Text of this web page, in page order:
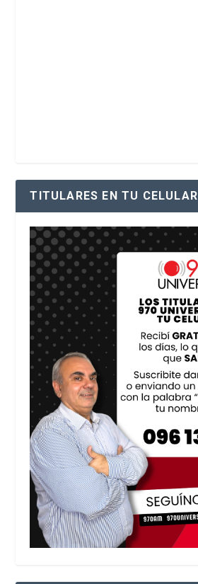
TITULARES EN TU CELULAR